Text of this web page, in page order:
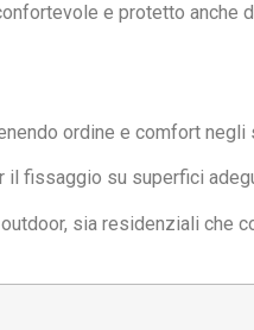
e protetto anche
ordine e comfort
il fissaggio su superfici
sia residenziali che